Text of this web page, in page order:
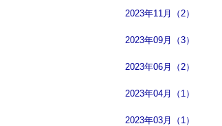
2023年11月（2）
2023年09月（3）
2023年06月（2）
2023年04月（1）
2023年03月（1）